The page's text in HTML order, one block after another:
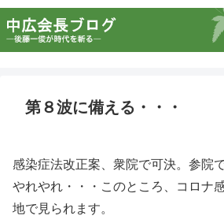
第８波に備える・・・
感染症法改正案、衆院で可決。参院
やれやれ・・・このところ、コロナ
地で見られます。